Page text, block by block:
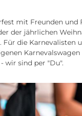
mit Freunden und
der jährlichen
Für die Karnevalisten
wir sind per "Du".